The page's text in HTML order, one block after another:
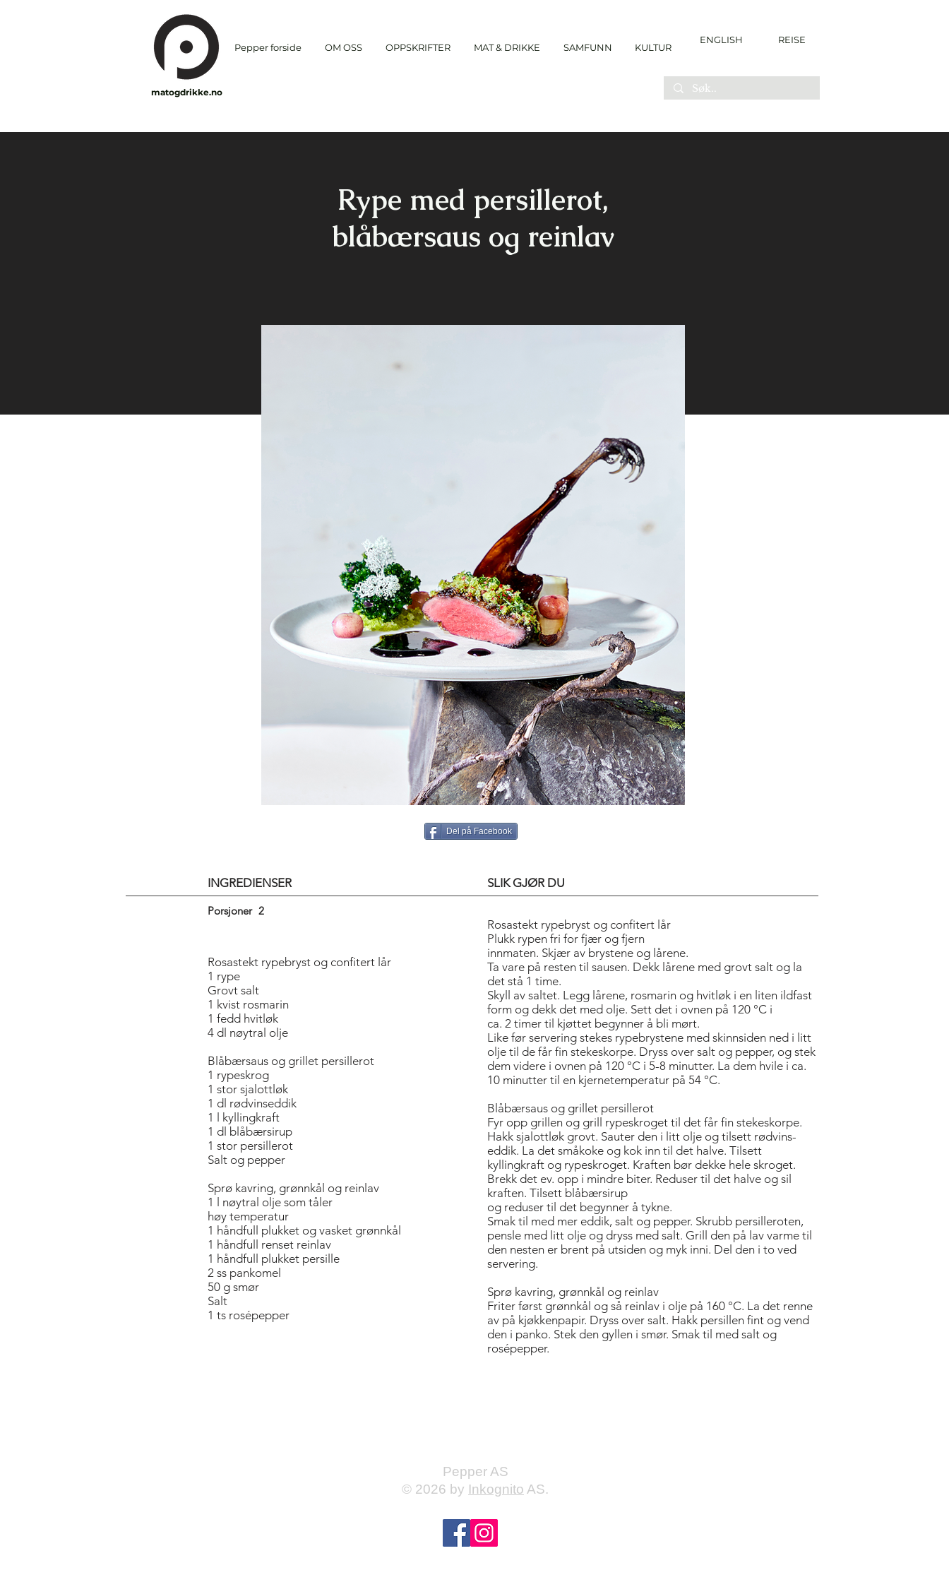
Pepper forside OM OSS OPPSKRIFTER MAT & DRIKKE SAMFUNN KULTUR
ENGLISH REISE
matogdrikke.no
Rype med persillerot,
blåbærsaus og reinlav
Del på Facebook
INGREDIENSER SLIK GJØR DU
Porsjoner 2
Rosastekt rypebryst og confitert lår
1 rype
Grovt salt
1 kvist rosmarin
1 fedd hvitløk
4 dl nøytral olje
Blåbærsaus og grillet persillerot
1 rypeskrog
1 stor sjalottløk
1 dl rødvinseddik
1 l kyllingkraft
1 dl blåbærsirup
1 stor persillerot
Salt og pepper
Sprø kavring, grønnkål og reinlav
1 l nøytral olje som tåler
høy temperatur
1 håndfull plukket og vasket grønnkål
1 håndfull renset reinlav
1 håndfull plukket persille
2 ss pankomel
50 g smør
Salt
1 ts rosépepper
Rosastekt rypebryst og confitert lår
Plukk rypen fri for fjær og fjern
innmaten. Skjær av brystene og lårene.
Ta vare på resten til sausen. Dekk lårene med grovt salt og la
det stå 1 time.
Skyll av saltet. Legg lårene, rosmarin og hvitløk i en liten ildfast
form og dekk det med olje. Sett det i ovnen på 120 °C i
ca. 2 timer til kjøttet begynner å bli mørt.
Like før servering stekes rype­brystene med skinnsiden ned i litt
olje til de får fin stekeskorpe. Dryss over salt og pepper, og stek
dem videre i ovnen på 120 °C i 5-8 minutter. La dem hvile i ca.
10 minutter til en kjernetemperatur på 54 °C.
Blåbærsaus og grillet persillerot
Fyr opp grillen og grill rypeskroget til det får fin stekeskorpe.
Hakk sjalottløk grovt. Sauter den i litt olje og tilsett rødvins­
eddik. La det småkoke og kok inn til det halve. Tilsett
kyllingkraft og rypeskroget. Kraften bør dekke hele skroget.
Brekk det ev. opp i mindre biter. Reduser til det halve og sil
kraften. Tilsett blåbærsirup
og reduser til det begynner å tykne.
Smak til med mer eddik, salt og pepper. Skrubb persilleroten,
pensle med litt olje og dryss med salt. Grill den på lav varme til
den nesten er brent på utsiden og myk inni. Del den i to ved
servering.
Sprø kavring, grønnkål og reinlav
Friter først grønnkål og så reinlav i olje på 160 °C. La det renne
av på kjøkkenpapir. Dryss over salt. Hakk persillen fint og vend
den i panko. Stek den gyllen i smør. Smak til med salt og
rosépepper.
Pepper AS
© 2026 by Inkognito AS.